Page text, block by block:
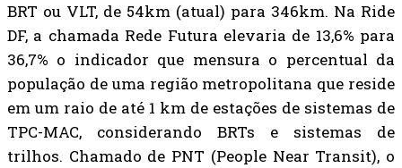
BRT ou VLT, de 54km (atual) para 346km. Na Ride
DF, a chamada Rede Futura elevaria de 13,6% para
36,7% o indicador que mensura o percentual da
população de uma região metropolitana que reside
em um raio de até 1 km de estações de sistemas de
TPC-MAC, considerando BRTs e sistemas de
trilhos. Chamado de PNT (People Near Transit), o